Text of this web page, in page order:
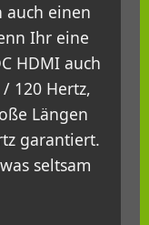
auch einen
Ihr eine
HDMI auch
120 Hertz,
Längen
garantiert.
seltsam